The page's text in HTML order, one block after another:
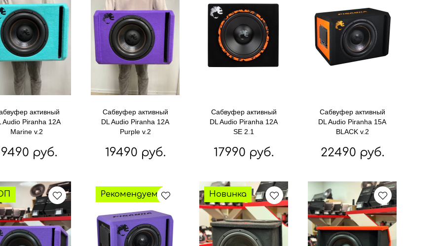
активный
Audio Piranha 12A
Marine v.2
руб.
Сабвуфер активный
DL Audio Piranha 12A
Purple v.2
19490 руб.
Сабвуфер активный
DL Audio Piranha 12A
SE 2.1
17990 руб.
Сабвуфер активный
DL Audio Piranha 15A
BLACK v.2
22490 руб.
Рекомендуем Новинка